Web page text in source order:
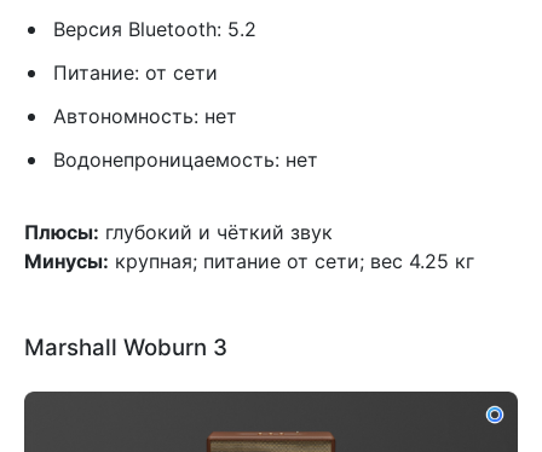
Версия Bluetooth: 5.2
Питание: от сети
Автономность: нет
Водонепроницаемость: нет
Плюсы: глубокий и чёткий звук
Минусы: крупная; питание от сети; вес 4.25 кг
Marshall Woburn 3